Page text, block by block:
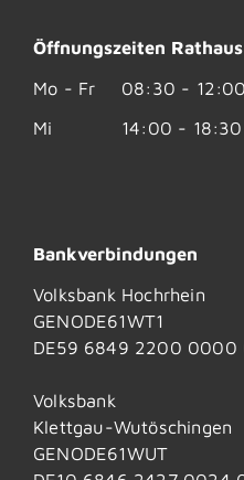
Öffnungszeiten Rathaus
Mo - Fr
08:30 -
Mi
14:00 - 18:30
Bankverbindungen
Volksbank Hochrhein
GENODE61WT1
DE59 6849 2200 0000
Volksbank
Klettgau-Wutöschingen
GENODE61WUT